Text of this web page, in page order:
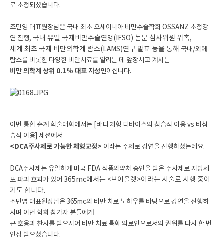
로 초청되셨습니다.
조민영 대표원장님은 국내 최초 오세아니아 비만수술학회 OSSANZ 초청강
연 진행, 국내 유일 국제비만수술연맹(IFSO) 논문 심사위원 위촉,
세계 최초 국제 비만의학계 람스(LAMS)연구 발표 등을 통해 국내/외에
람스를 비롯한 다양한 비만치료를 알리는 데 앞장서고 계시는
비만 의학계 상위 0.1% 대표 지성인이십니다.
이번 통합 춘계 학술대회에서는 [바디 체형 디바이스의 침습적 이용 vs 비침
습적 이용] 세션에서
<DCA주사제로 가능한 체형교정> 이라는 주제로 강연을 진행하셨는데요.
DCA주사제는 유일하게 미국 FDA 식품의약처 승인을 받은 주사제로 지방세
포 파괴 효과가 있어 365mc에서는 <브이올렛>이라는 시술로 시행 중이
기도 합니다.
조민영 대표원장님은 365mc의 비만 치료 노하우를 바탕으로강연을 진행하
시며 이번 학회 참가자 분들에게
큰 호응과 찬사를 받으시어 비만 치료 특화 의료인으로서의 권위를 다시 한 번
인정 받으셨습니다.